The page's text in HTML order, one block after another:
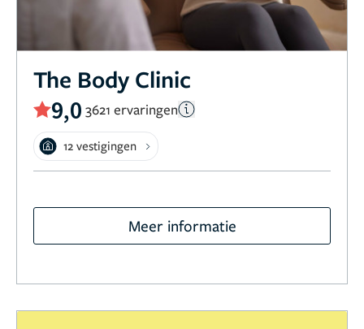
The Body Clinic
9,0 3621 ervaringen
12 vestigingen
Meer informatie